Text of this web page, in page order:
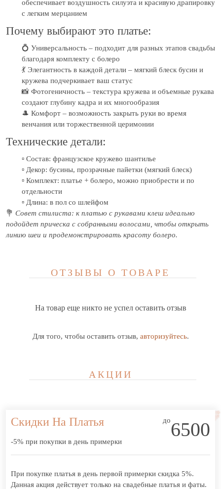
обеспечивает воздушность силуэта и красивую драпировку
с легким мерцанием
Почему выбирают это платье:
💍 Универсальность – подходит для разных этапов свадьбы
благодаря комплекту с болеро
💃 Элегантность в каждой детали – мягкий блеск бусин и
кружева подчеркивает ваш статус
📸 Фотогеничность – текстура кружева и объемные рукава
создают глубину кадра и их многообразия
🎩 Комфорт – возможность закрыть руки во время
венчания или торжественной церимонии
Технические детали:
▫️ Состав: французское кружево шантилье
▫️ Декор: бусины, прозрачные пайетки (мягкий блеск)
▫️ Комплект: платье + болеро, можно приобрести и по
отдельности
▫️ Длина: в пол со шлейфом
💐 Совет стилиста: к платью с рукавами клеш идеально
подойдет прическа с собранными волосами, чтобы открыть
линию шеи и продемонстрировать красоту болеро.
ОТЗЫВЫ О ТОВАРЕ
На товар еще никто не успел оставить отзыв
Для того, чтобы оставить отзыв, авторизуйтесь.
АКЦИИ
Скидки На Платья
-5% при покупки в день примерки
до6500
При покупке платья в день первой примерки скидка 5%.
Данная акция действует только на свадебные платья и фаты.